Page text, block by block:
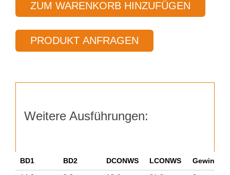
45
Menge
ZUM WARENKORB HINZUFÜGEN
PRODUKT ANFRAGEN
Weitere Ausführungen:
BD1 BD2 DCONWS LCONWS